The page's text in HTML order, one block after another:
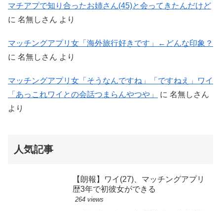
マチアプで知り合ったお姉さん(45)と会ってきたんだけど
に 名無しさん より
マッチングアプリ女「海外旅行好きです」←どんな印象？
に 名無しさん より
マッチングアプリ女「そうなんですね」「ですねえ」ワイ
「あっこれワイとの会話つまらんやつや」
に 名無しさん
より
人気記事
【朗報】ワイ(27)、マッチングアプリ
歴3年で初彼女ができる
264 views